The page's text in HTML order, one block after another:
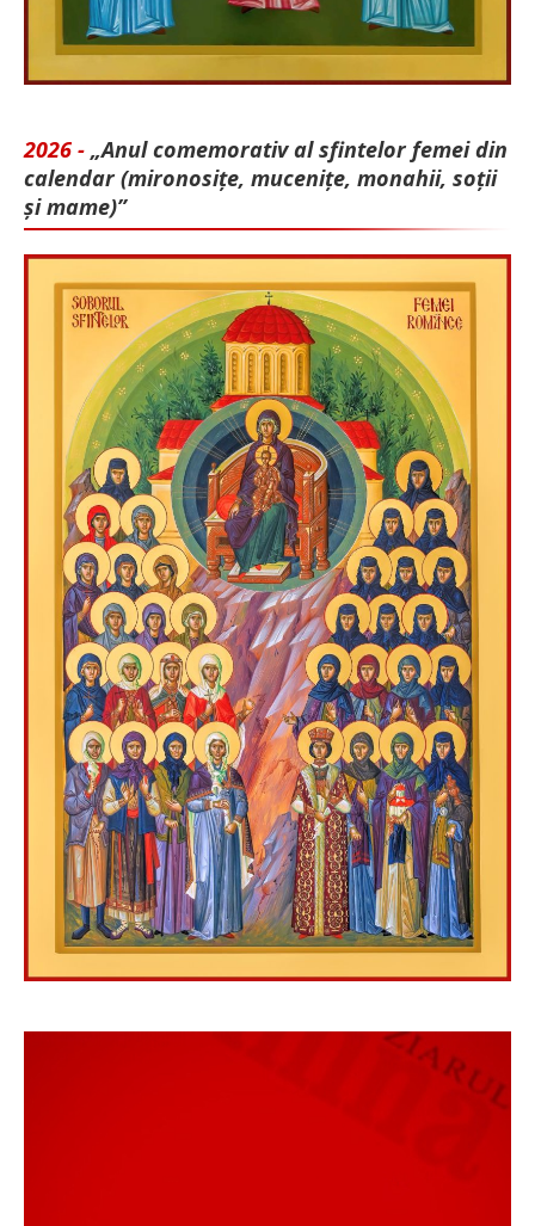
2026 - „Anul comemorativ al sfintelor femei din
calendar (mironosițe, mu­cenițe, monahii, soții
și mame)”